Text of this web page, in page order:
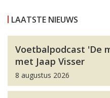
LAATSTE NIEUWS
Voetbalpodcast 'De
met Jaap Visser
8 augustus 2026